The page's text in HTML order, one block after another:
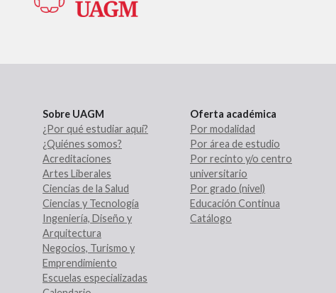
Sobre UAGM
¿Por qué estudiar aquí?
¿Quiénes somos?
Acreditaciones
Artes Liberales
Ciencias de la Salud
Ciencias y Tecnología
Ingeniería, Diseño y
Arquitectura
Negocios, Turismo y
Emprendimiento
Escuelas especializadas
Oferta académica
Por modalidad
Por área de estudio
Por recinto y/o centro
universitario
Por grado (nivel)
Educación Continua
Catálogo